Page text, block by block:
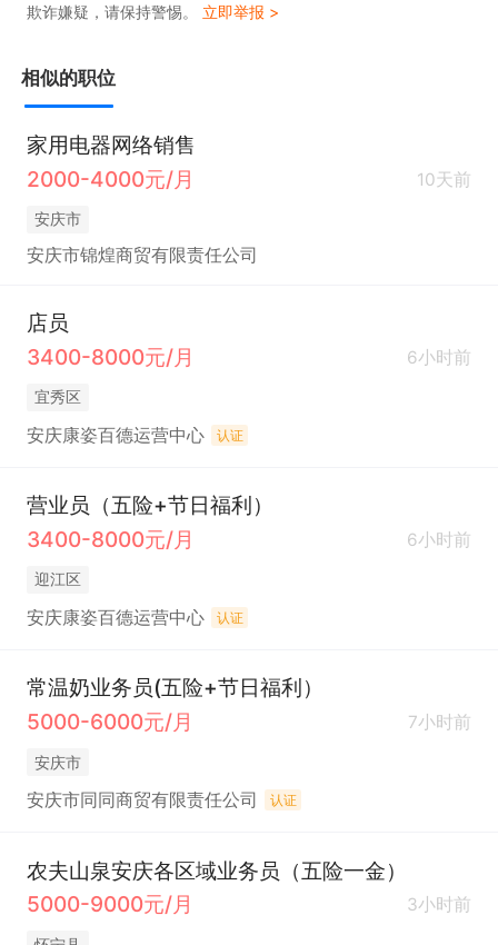
欺诈嫌疑，请保持警惕。 立即举报 >
相似的职位
家用电器网络销售
2000-4000元/月
10天前
安庆市
安庆市锦煌商贸有限责任公司
店员
3400-8000元/月
6小时前
宜秀区
安庆康姿百德运营中心 认证
营业员（五险+节日福利）
3400-8000元/月
6小时前
迎江区
安庆康姿百德运营中心 认证
常温奶业务员(五险+节日福利）
5000-6000元/月
7小时前
安庆市
安庆市同同商贸有限责任公司 认证
农夫山泉安庆各区域业务员（五险一金）
5000-9000元/月
3小时前